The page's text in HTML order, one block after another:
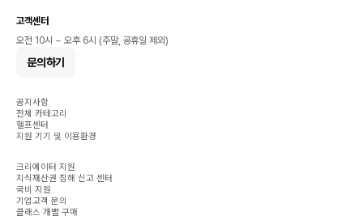
고객센터
오전 10시 ~ 오후 6시 (주말, 공휴일 제외)
문의하기
공지사항
전체 카테고리
헬프센터
지원 기기 및 이용환경
크리에이터 지원
지식재산권 침해 신고 센터
국비 지원
기업고객 문의
클래스 개별 구매